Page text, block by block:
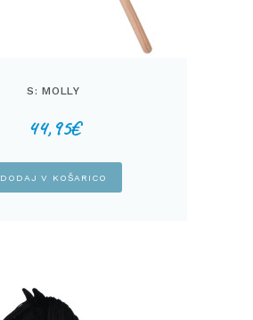
S: MOLLY
44,95€
DODAJ V KOŠARICO